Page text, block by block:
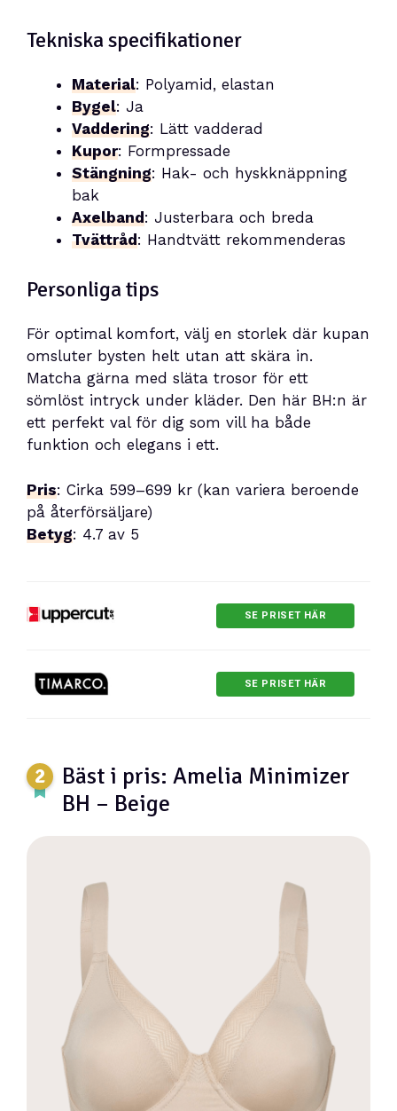
Tekniska specifikationer
Material: Polyamid, elastan
Bygel: Ja
Vaddering: Lätt vadderad
Kupor: Formpressade
Stängning: Hak- och hyskknäppning
bak
Axelband: Justerbara och breda
Tvättråd: Handtvätt rekommenderas
Personliga tips
För optimal komfort, välj en storlek där kupan
omsluter bysten helt utan att skära in.
Matcha gärna med släta trosor för ett
sömlöst intryck under kläder. Den här BH:n är
ett perfekt val för dig som vill ha både
funktion och elegans i ett.
Pris: Cirka 599–699 kr (kan variera beroende
på återförsäljare)
Betyg: 4.7 av 5
SE PRISET HÄR
SE PRISET HÄR
Bäst i pris: Amelia Minimizer
BH – Beige